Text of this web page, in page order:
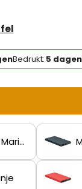
Bedrukt: 5 dagen
Donker Marinegroen